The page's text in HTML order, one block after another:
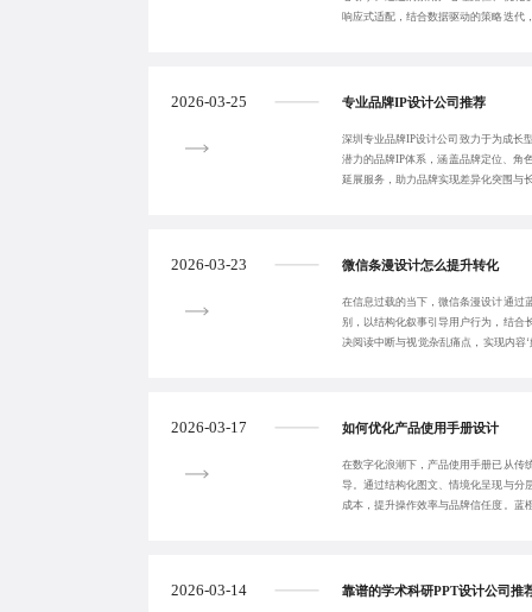
响应式适配，结合数据驱动的策略迭代
2026-03-25 专业品牌IP设计公司推荐
深圳专业品牌IP设计公司致力于为成长
潜力的品牌IP体系，涵盖品牌定位、角
延展服务，助力品牌实现差异化突围与
2026-03-23 微信条漫设计怎么提升转化
在信息过载的当下，微信条漫设计通过
别，以结构化叙事引导用户行为，结合
决阅读中断与视觉杂乱痛点，实现内容
2026-03-17 如何优化产品使用手册设计
在数字化浪潮下，产品使用手册已从传
导。通过结构化图文、情境化呈现与分
成本，提升操作效率与品牌信任度。蓝
2026-03-14 靠谱的学术科研PPT设计公司推